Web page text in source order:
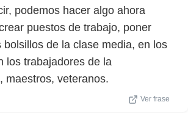
podemos hacer algo ahora
puestos de trabajo, poner
bolsillos de la clase media, en los
los trabajadores de la
maestros, veteranos.
Ver frase